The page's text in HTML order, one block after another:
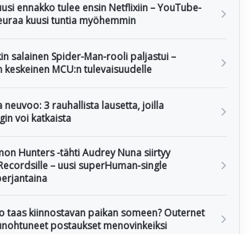
ennakko tulee ensin Netflixiin – YouTube-
kuusi tuntia myöhemmin
salainen Spider-Man-rooli paljastui –
keskeinen MCU:n tulevaisuudelle
neuvoo: 3 rauhallista lausetta, joilla
voi katkaista
Hunters -tähti Audrey Nuna siirtyy
– uusi superHuman-single
taas kiinnostavan paikan someen? Outernet
postaukset menovinkeiksi